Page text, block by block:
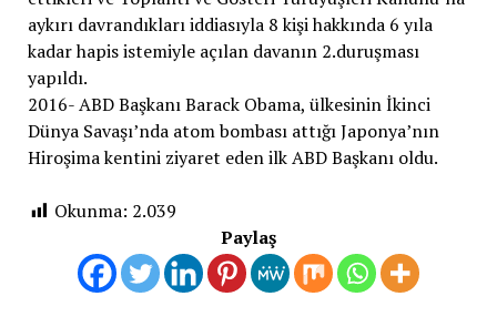
aykırı davrandıkları iddiasıyla 8 kişi hakkında 6 yıla
kadar hapis istemiyle açılan davanın 2.duruşması
yapıldı.
2016- ABD Başkanı Barack Obama, ülkesinin İkinci
Dünya Savaşı’nda atom bombası attığı Japonya’nın
Hiroşima kentini ziyaret eden ilk ABD Başkanı oldu.
Okunma: 2.039
Paylaş